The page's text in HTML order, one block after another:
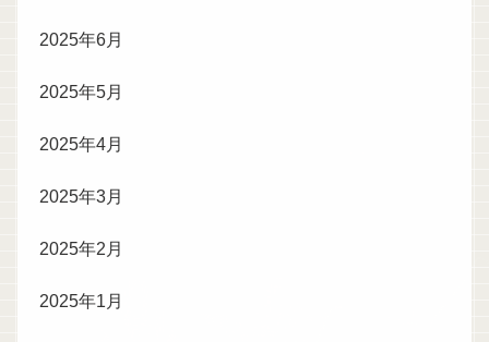
2025年6月
2025年5月
2025年4月
2025年3月
2025年2月
2025年1月